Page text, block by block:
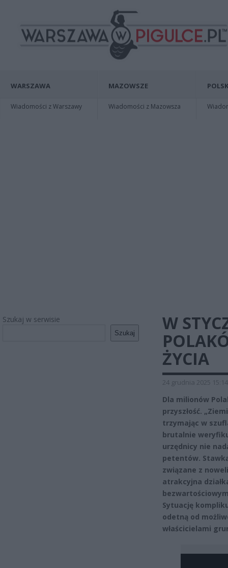
WARSZAWA
Wiadomości z Warszawy
MAZOWSZE
Wiadomości z Mazowsza
Szukaj w serwisie
Szukaj
W
ŻYCIA
24 grudnia 2025 15:14
Dla milionów
przyszłość.
trzymając w
brutalnie
urzędnicy nie
petentów.
związane z
atrakcyjna
Sytuację
odetną od
właścicielami